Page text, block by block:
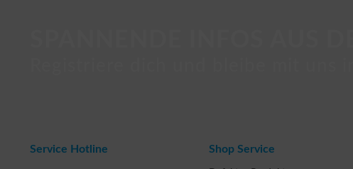
Service Hotline Shop Service